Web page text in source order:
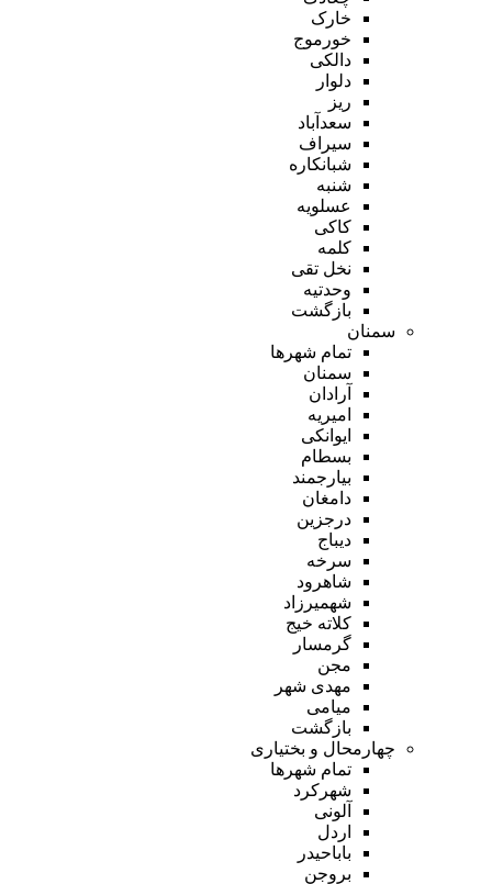
خارک
خورموج
دالکی
دلوار
ریز
سعدآباد
سیراف
شبانکاره
شنبه
عسلویه
کاکی
کلمه
نخل تقی
وحدتیه
بازگشت
سمنان
تمام شهر‌ها
سمنان
آرادان
امیریه
ایوانکی
بسطام
بیارجمند
دامغان
درجزین
دیباج
سرخه
شاهرود
شهمیرزاد
کلاته خیج
گرمسار
مجن
مهدی شهر
میامی
بازگشت
چهارمحال و بختیاری
تمام شهر‌ها
شهرکرد
آلونی
اردل
باباحیدر
بروجن